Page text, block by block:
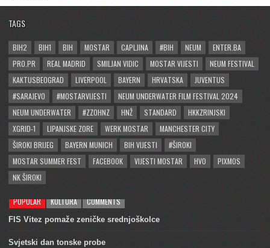
TAGS
BIH2 BIH1 BIH MOSTAR CAPLJINA #BIH NEUM
ENTER.BA
PRO.PR
REAL MADRID SMILJAN VIDIC MOSTAR VIJESTI
NEUM FESTIVAL
KAKTUSBEOGRAD
LIVERPOOL BAYERN HRVATSKA
JUVENTUS
#SARAJEVO
#MOSTARVIJESTI
NEUM UNDERWATER FILM FESTIVAL 2024
NEUM UNDERWATER
#ZZOHNZ HNŽ STANDARD
HKKZRINJSKI
XGRID-1
LIPANJSKE ZORE WERK MOSTAR
MANCHESTER CITY
ŠIROKI BRIJEG
BAYERN MUNICH BIH VIJESTI
#ŠIROKI
MOSTAR SUMMER FEST
FACEBOOK VIJESTI MOSTAR HVO
PIXMOS
NK ŠIROKI
POPULAR KULTURA COMMENTS
FIS Vitez pomaže zeničke srednjoškolce
Svjetski dan tonske probe